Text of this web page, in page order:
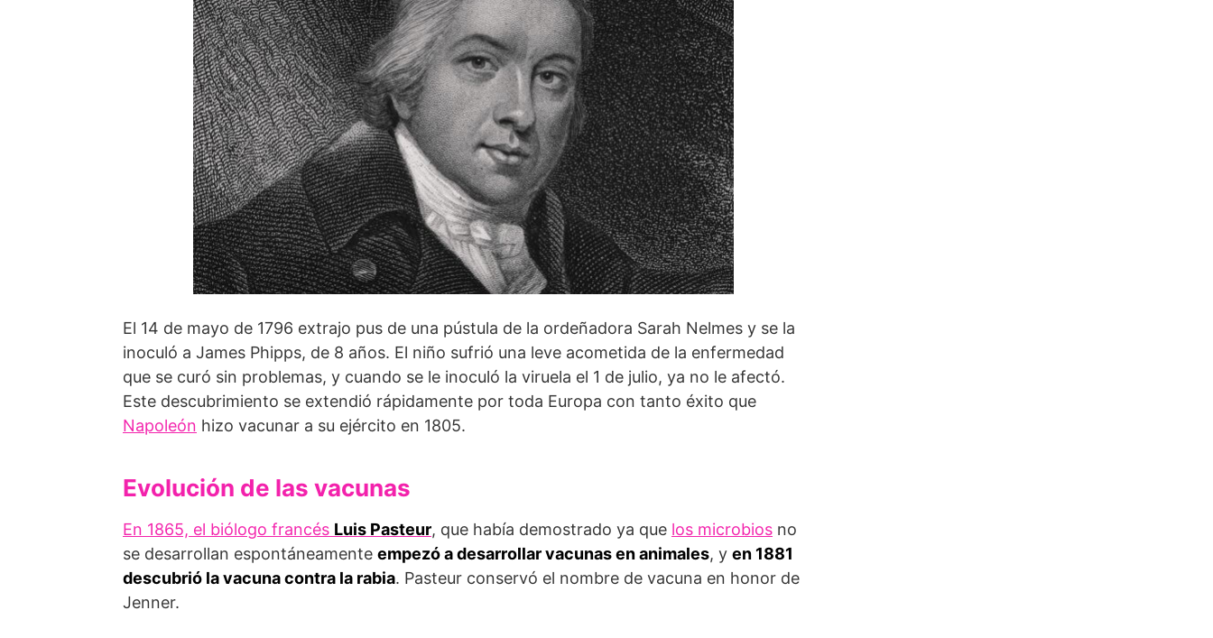
El 14 de mayo de 1796 extrajo pus de una pústula de la ordeñadora Sarah Nelmes y se la
inoculó a James Phipps, de 8 años. El niño sufrió una leve acometida de la enfermedad
que se curó sin problemas, y cuando se le inoculó la viruela el 1 de julio, ya no le afectó.
Este descubrimiento se extendió rápidamente por toda Europa con tanto éxito que
Napoleón hizo vacunar a su ejército en 1805.
Evolución de las vacunas
En 1865, el biólogo francés Luis Pasteur, que había demostrado ya que los microbios no
se desarrollan espontáneamente empezó a desarrollar vacunas en animales, y en 1881
descubrió la vacuna contra la rabia. Pasteur conservó el nombre de vacuna en honor de
Jenner.